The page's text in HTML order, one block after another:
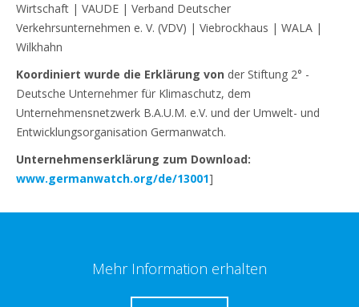
Wirtschaft | VAUDE | Verband Deutscher
Verkehrsunternehmen e. V. (VDV) | Viebrockhaus | WALA |
Wilkhahn
Koordiniert wurde die Erklärung von der Stiftung 2° -
Deutsche Unternehmer für Klimaschutz, dem
Unternehmensnetzwerk B.A.U.M. e.V. und der Umwelt- und
Entwicklungsorganisation Germanwatch.
Unternehmenserklärung zum Download:
www.germanwatch.org/de/13001]
Mehr Information erhalten